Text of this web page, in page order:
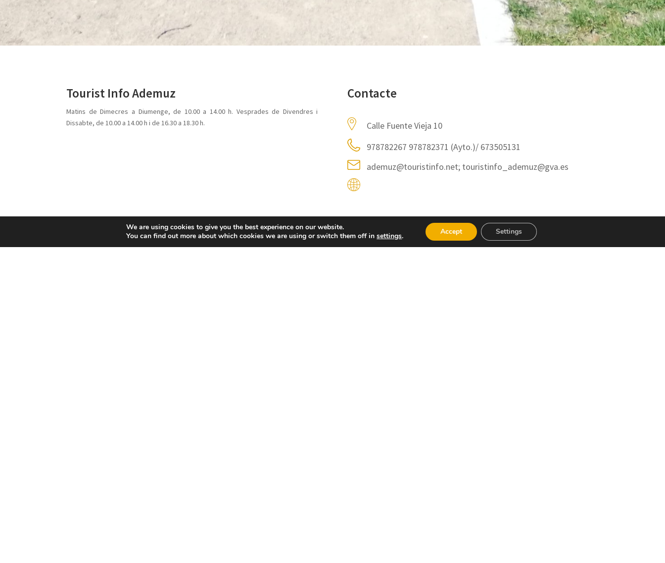
Tourist Info Ademuz
Matins de Dimecres a Diumenge, de 10.00 a 14.00 h. Vesprades de Divendres i
Dissabte, de 10.00 a 14.00 h i de 16.30 a 18.30 h.
Contacte
Calle Fuente Vieja 10
978782267 978782371 (Ayto.)/ 673505131
ademuz@touristinfo.net; touristinfo_ademuz@gva.es
We are using cookies to give you the best experience on our website.
You can find out more about which cookies we are using or switch them off insettings. Accept Settings